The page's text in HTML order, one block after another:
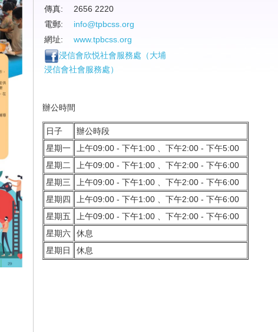
傳真:
2656 2220
電郵:
info@tpbcss.org
網址:
www.tpbcss.org
浸信會欣悦社會服務處（大埔
浸信會社會服務處）
辦公時間
日子
辦公時段
星期一
上午09:00 - 下午1:00 、下午2:00 - 下午5:00
星期二
上午09:00 - 下午1:00 、下午2:00 - 下午6:00
星期三
上午09:00 - 下午1:00 、下午2:00 - 下午6:00
星期四
上午09:00 - 下午1:00 、下午2:00 - 下午6:00
星期五
上午09:00 - 下午1:00 、下午2:00 - 下午6:00
星期六
休息
星期日
休息